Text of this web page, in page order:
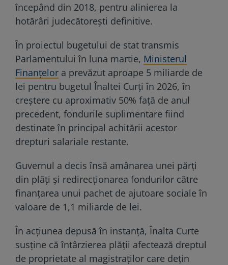
începând din 2018, pentru alinierea la
hotărâri judecătorești definitive.
În proiectul bugetului de stat transmis
Parlamentului în luna martie, Ministerul
Finanțelor a prevăzut aproape 5 miliarde de
lei pentru bugetul Înaltei Curți în 2026, în
creștere cu aproximativ 50% față de anul
precedent, fondurile suplimentare fiind
destinate în principal achitării acestor
drepturi salariale restante.
Guvernul a decis însă amânarea unei părți
din plăți și redirecționarea fondurilor către
finanțarea unui pachet de ajutoare sociale în
valoare de 1,1 miliarde de lei.
În acțiunea depusă în instanță, Înalta Curte
susține că întârzierea plății afectează dreptul
de proprietate al magistraților care dețin